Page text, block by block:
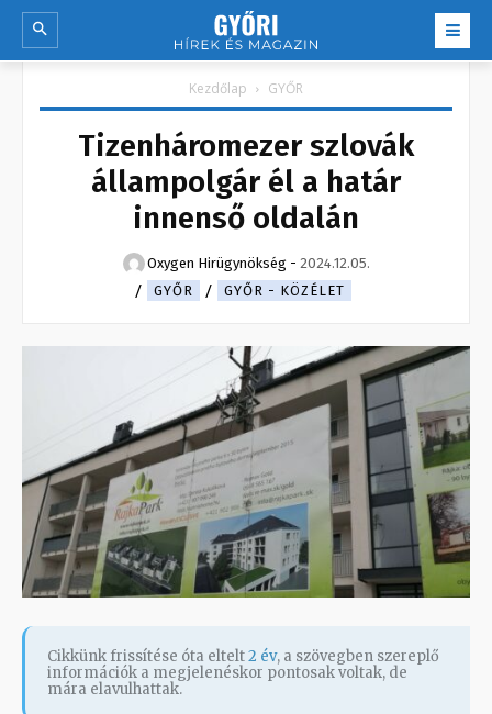
Kezdőlap GYŐR
Tizenháromezer szlovák
állampolgár él a határ
innenső oldalán
Oxygen Hirügynökség - 2024.12.05.
GYŐR
GYŐR - KÖZÉLET
Cikkünk frissítése óta eltelt2 év, a szövegben szereplő
információk a megjelenéskor pontosak voltak, de
mára elavulhattak.